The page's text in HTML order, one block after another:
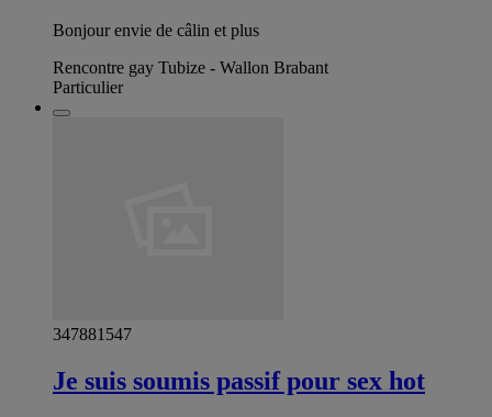
Bonjour envie de câlin et plus
Rencontre gay Tubize - Wallon Brabant
Particulier
347881547
Je suis soumis passif pour sex hot